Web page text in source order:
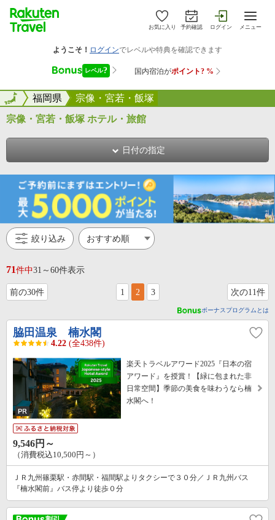
お気に入り 予約確認 ログイン メニュー
全国福岡県 宗像・宮若・飯塚
全国
宗像・宮若・飯塚 ホテル・旅館
日付の指定
絞り込み
71件中31～60件表示
前の30件 1 2 3 次の11件
ボーナスプログラムとは
脇田温泉 楠水閣
4.22 (全438件)
楽天トラベルアワード2025『日本の宿
アワード』を授賞！【緑に包まれた非
日常空間】季節の美食を味わうなら楠
水閣へ！
9,546円～
（消費税込10,500円～）
ＪＲ九州篠栗駅・赤間駅・福間駅よりタクシーで３０分／ＪＲ九州バス
『楠水閣前』バス停より徒歩０分